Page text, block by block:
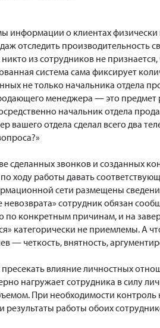
информации о клиентах
отследить производительность
из сотрудников не
система сама фиксирует
не только начальника отдела
менеджера — это предмет
начальник отдела
вашего отдела сделал всего два
сделанных звонков и созданных
ходу работы давать
сети размещены
сотрудник обязан
по конкретным причинам, и на
категорически не приемлемы. А
— четкость, внятность,
влияние личностных
нагружает сотрудника в силу
При необходимости
результаты работы обоих